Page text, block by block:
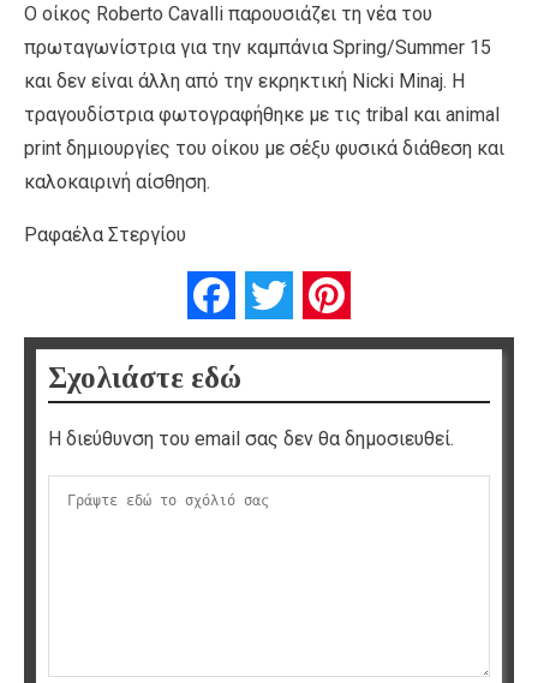
Ο οίκος Roberto Cavalli παρουσιάζει τη νέα του
πρωταγωνίστρια για την καμπάνια Spring/Summer 15
και δεν είναι άλλη από την εκρηκτική Nicki Minaj. Η
τραγουδίστρια φωτογραφήθηκε με τις tribal και animal
print δημιουργίες του οίκου με σέξυ φυσικά διάθεση και
καλοκαιρινή αίσθηση.
Ραφαέλα Στεργίου
FacebookTwitter
Σχολιάστε εδώ
Η διεύθυνση του email σας δεν θα δημοσιευθεί.